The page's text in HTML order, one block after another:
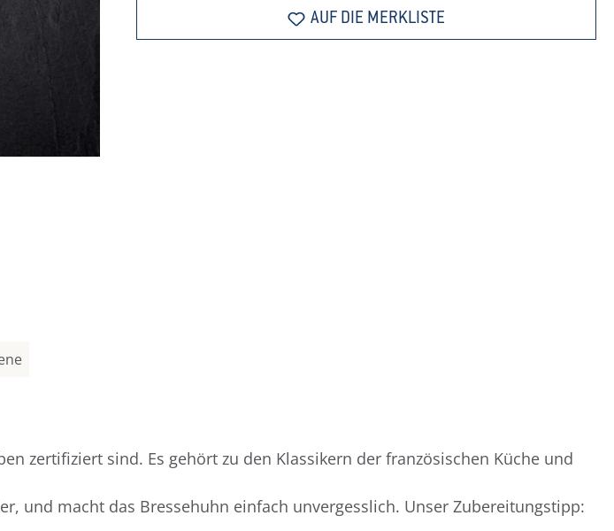
AUF DIE MERKLISTE
zertifiziert sind. Es gehört zu den Klassikern der französischen Küche und
und macht das Bressehuhn einfach unvergesslich. Unser Zubereitungstipp: